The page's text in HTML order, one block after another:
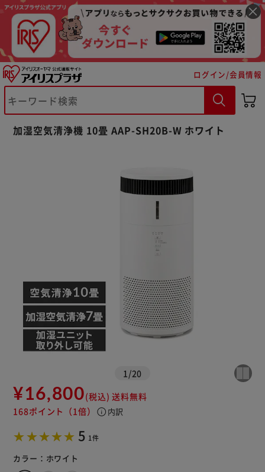
ログイン/会員情報
加湿空気清浄機 10畳 AAP-SH20B-W ホワイト
1 /20
¥16,800(税込) 送料無料
168ポイント （1倍） info 内訳
5 1件
カラー： ホワイト
※ご確認ください